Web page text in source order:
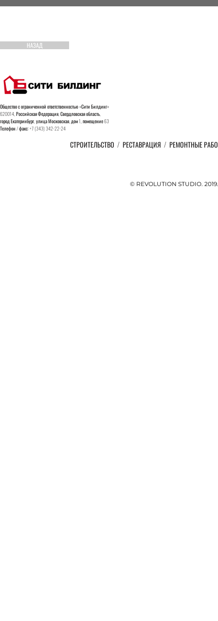
НАЗАД
Общество с ограниченной ответственностью «Сити Билдинг»
620014, Российская Федерация, Свердловская область,
городЕкатеринбург, улица Московская, дом 1, помещение 63
Телефон / факс: +7 (343) 342-22-24
СТРОИТЕЛЬСТВО / РЕСТАВРАЦИЯ /РЕМОНТНЫЕ
© REVOLUTION STUDIO.